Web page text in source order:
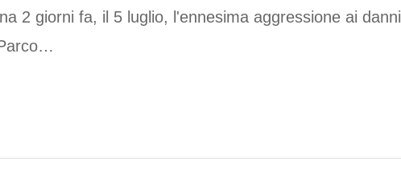
2 giorni fa, il 5 luglio, l'ennesima aggressione ai